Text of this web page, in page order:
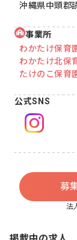
沖縄県中頭郡
事業所
わかたけ保育
わかたけ北保
たけのこ保育
公式SNS
募
法